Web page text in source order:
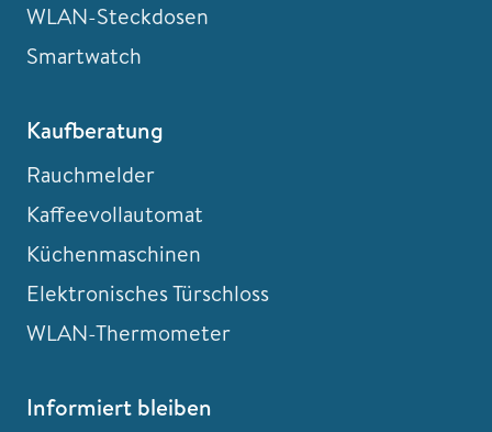
WLAN-Steckdosen
Smartwatch
Kaufberatung
Rauchmelder
Kaffeevollautomat
Küchenmaschinen
Elektronisches Türschloss
WLAN-Thermometer
Informiert bleiben